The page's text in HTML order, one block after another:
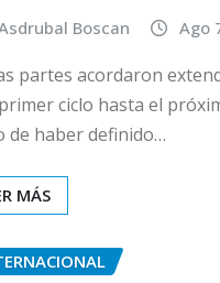
Boscan Ago
partes acordaron
ciclo hasta el
de haber definido…
MÁS